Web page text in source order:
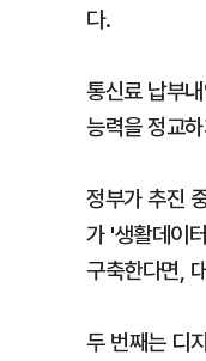
다.
통신료 납부
능력을 정교
정부가 추진
가 '생활데이
구축한다면,
두 번째는 디